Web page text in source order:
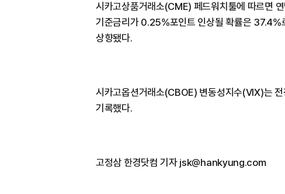
시카고상품거래소(CME) 페드워치툴에 따르면
기준금리가 0.25%포인트 인상될 확률은
상향됐다.
시카고옵션거래소(CBOE) 변동성지수(VIX)는
기록했다.
고정삼 한경닷컴 기자 jsk@hankyung.com